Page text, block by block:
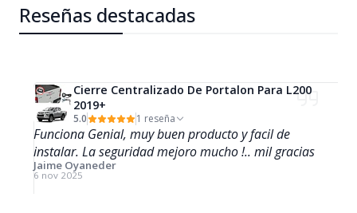
Reseñas destacadas
Cierre Centralizado De Portalon Para L200
2019+
5.0 1 reseña
Funciona Genial, muy buen producto y facil de
instalar. La seguridad mejoro mucho !.. mil gracias
Jaime Oyaneder
6 nov 2025